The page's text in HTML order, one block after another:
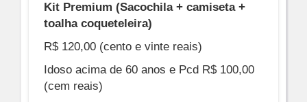
Kit Premium (Sacochila + camiseta +
toalha coqueteleira)
R$ 120,00 (cento e vinte reais)
Idoso acima de 60 anos e Pcd R$ 100,00
(cem reais)